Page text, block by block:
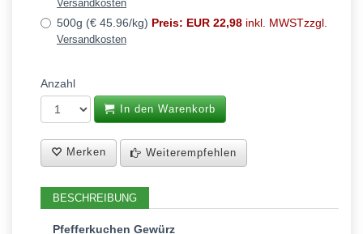
Versandkosten
500g (€ 45.96/kg) Preis: EUR 22,98 inkl. MWSTzzgl.
Versandkosten
Anzahl
In den Warenkorb
Merken Weiterempfehlen
BESCHREIBUNG
Pfefferkuchen Gewürz